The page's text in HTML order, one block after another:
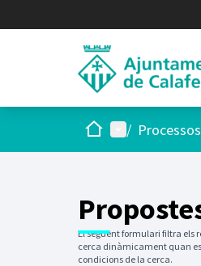
Inici Menú principal
/ Processos
El següent formulari filtra els
cerca dinàmicament quan
condicions de la cerca.